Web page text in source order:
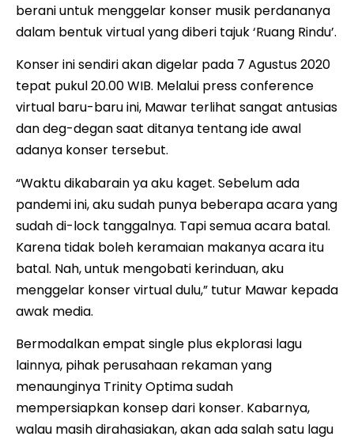
berani untuk menggelar konser musik perdananya
dalam bentuk virtual yang diberi tajuk ‘Ruang Rindu’.
Konser ini sendiri akan digelar pada 7 Agustus 2020
tepat pukul 20.00 WIB. Melalui press conference
virtual baru-baru ini, Mawar terlihat sangat antusias
dan deg-degan saat ditanya tentang ide awal
adanya konser tersebut.
“Waktu dikabarain ya aku kaget. Sebelum ada
pandemi ini, aku sudah punya beberapa acara yang
sudah di-lock tanggalnya. Tapi semua acara batal.
Karena tidak boleh keramaian makanya acara itu
batal. Nah, untuk mengobati kerinduan, aku
menggelar konser virtual dulu,” tutur Mawar kepada
awak media.
Bermodalkan empat single plus ekplorasi lagu
lainnya, pihak perusahaan rekaman yang
menaunginya Trinity Optima sudah
mempersiapkan konsep dari konser. Kabarnya,
walau masih dirahasiakan, akan ada salah satu lagu